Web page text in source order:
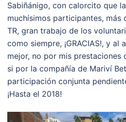
Sabiñánigo, con calorcito que
muchísimos participantes, más
TR, gran trabajo de los
como siempre, ¡GRACIAS!, y al
mejor, no por mis prestaciones
si por la compañía de Mariví
participación conjunta
¡Hasta el 2018!